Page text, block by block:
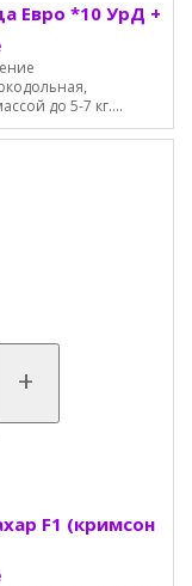
Евро *10 УрД +
до 5-7 кг....
+
F1 (кримсон